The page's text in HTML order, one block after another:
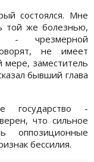
состоялся. Мне
той же болезнью,
чрезмерной
не имеет
мере, заместитель
бывший глава
государство -
что сильное
оппозиционные
бессилия.